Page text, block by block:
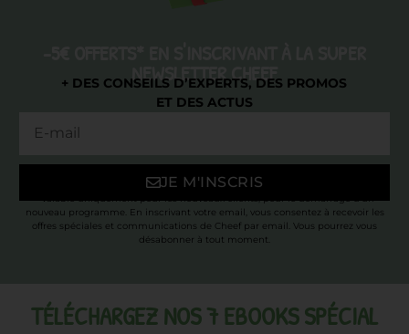
NEWSLETTER CHEEF
+ DES CONSEILS D’EXPERTS, DES PROMOS
ET DES ACTUS
JE M'INSCRIS
* Valable uniquement pour les nouveaux clients, pour le démarrage d’un
nouveau programme. En inscrivant votre email, vous consentez à recevoir les
offres spéciales et communications de Cheef par email. Vous pourrez vous
désabonner à tout moment.
TÉLÉCHARGEZ NOS 7 EBOOKS SPÉCIAL